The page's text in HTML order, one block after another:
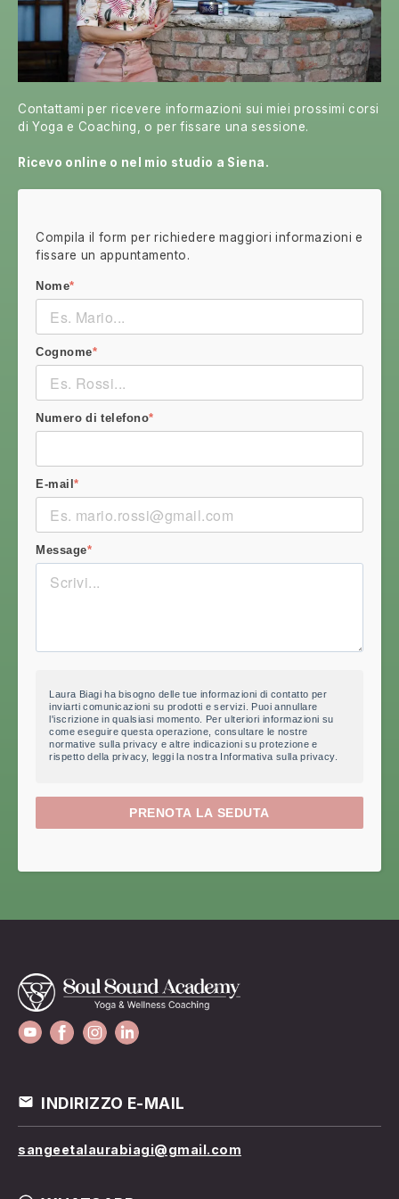
Contattami per ricevere informazioni sui miei prossimi corsi
di Yoga e Coaching, o per fissare una sessione.
Ricevo online o nel mio studio a Siena.
Compila il form per richiedere maggiori informazioni e
fissare un appuntamento.
INDIRIZZO E-MAIL
sangeetalaurabiagi@gmail.com